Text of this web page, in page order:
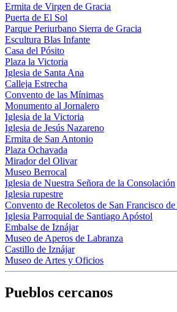
Ermita de Virgen de Gracia
Puerta de El Sol
Parque Periurbano Sierra de Gracia
Escultura Blas Infante
Casa del Pósito
Plaza la Victoria
Iglesia de Santa Ana
Calleja Estrecha
Convento de las Mínimas
Monumento al Jornalero
Iglesia de la Victoria
Iglesia de Jesús Nazareno
Ermita de San Antonio
Plaza Ochavada
Mirador del Olivar
Museo Berrocal
Iglesia de Nuestra Señora de la Consolación
Iglesia rupestre
Convento de Recoletos de San Francisco
Iglesia Parroquial de Santiago Apóstol
Embalse de Iznájar
Museo de Aperos de Labranza
Castillo de Iznájar
Museo de Artes y Oficios
Pueblos cercanos